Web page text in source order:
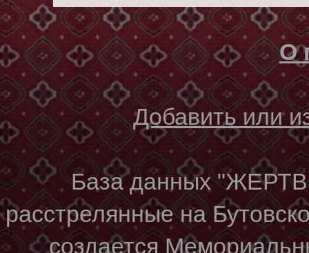
О
Добавить или
База данных
расстрелянные на
создается